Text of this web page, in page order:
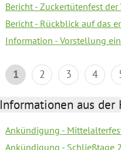
Bericht - Zuckertütenfest
Bericht - Rückblick auf das
Information - Vorstellung
1 2 3 4
Informationen aus
Ankündigung -
Ankündigung - Schließtage